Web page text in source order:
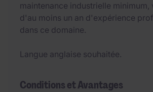
maintenance industrielle minimum,
d'au moins un an d'expérience
dans ce domaine.
Langue anglaise souhaitée.
Conditions et Avantages